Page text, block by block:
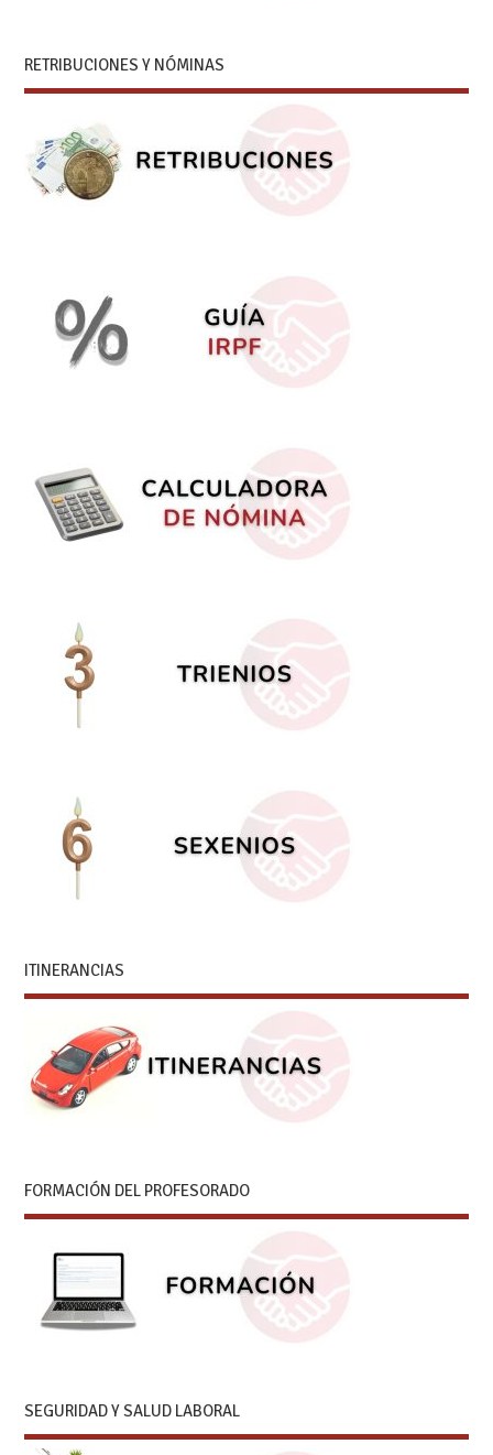
RETRIBUCIONES Y NÓMINAS
ITINERANCIAS
FORMACIÓN DEL PROFESORADO
SEGURIDAD Y SALUD LABORAL